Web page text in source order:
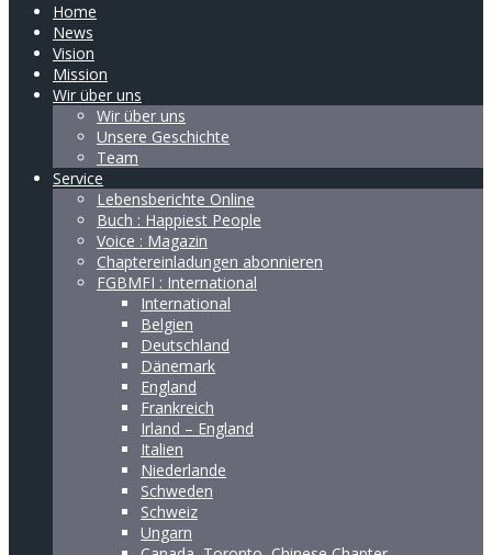
Home
News
Vision
Mission
Wir über uns
Wir über uns
Unsere Geschichte
Team
Service
Lebensberichte Online
Buch : Happiest People
Voice : Magazin
Chaptereinladungen abonnieren
FGBMFI : International
International
Belgien
Deutschland
Dänemark
England
Frankreich
Irland – England
Italien
Niederlande
Schweden
Schweiz
Ungarn